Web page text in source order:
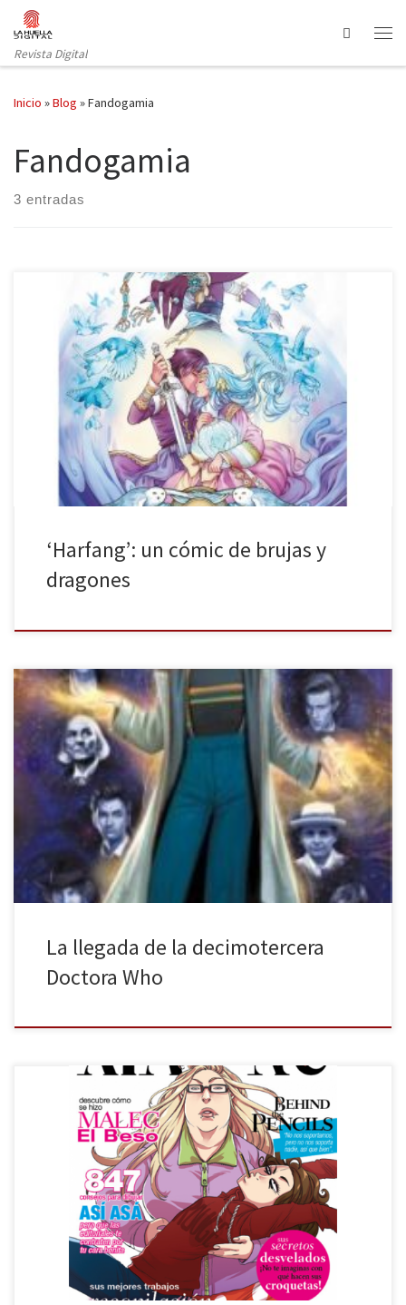
Saltar al contenido
Revista Digital
Search
Inicio »Blog »Fandogamia
Fandogamia
3 entradas
Los cuentos de los hermanos Grimm siguen siendo, a día de hoy,
fuente de inspiración para historias. Harfang de Aurore publicado
por Fandogamia es el ejemplo de que la tradición de los cuentos
tradicionales en Europa sigue vigente. Una pareja, una bruja, un
dragón y una espada son los ingredientes necesarios para […]
‘Harfang’: un cómic de brujas y
dragones
Fandogamia publica el inicio de la historia de la Doctora
decimotercera en el cómic Doctor Who: las muchas vidas del
Doctor, escrito por Richard Dinnick. En el universo se ve viajar a una
vieja cabina azul de teléfono inglesa, llamada Tardis; dentro, viaja
un Señor del Tiempo. La vida a […]
La llegada de la decimotercera
Doctora Who
Fandogamia presenta Xian Nu Studio Sketchbook una recopilación
de ilustraciones, páginas de cómics que se quedaron en
proyectos, fanarts, etc. de Laura e Irena. A través de estas páginas,
se puede observar la evolución artística de las artístas. Así como
sus pasos en el mundo laboral del cómic y la […]